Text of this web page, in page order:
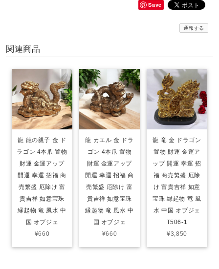
Save
通報する
関連商品
龍 龍の親子 金 ド
ラゴン 4本爪 置物
財運 金運アップ
開運 幸運 招福 商
売繁盛 厄除け 富
貴吉祥 如意宝珠
縁起物 竜 風水 中
国 オブジェ
¥660
龍 カエル 金 ドラ
ゴン 4本爪 置物
財運 金運アップ
開運 幸運 招福 商
売繁盛 厄除け 富
貴吉祥 如意宝珠
縁起物 竜 風水 中
国 オブジェ
¥660
龍 竜 金 ドラゴン
置物 財運 金運ア
ップ 開運 幸運 招
福 商売繁盛 厄除
け 富貴吉祥 如意
宝珠 縁起物 竜 風
水 中国 オブジェ
T506-1
¥3,850